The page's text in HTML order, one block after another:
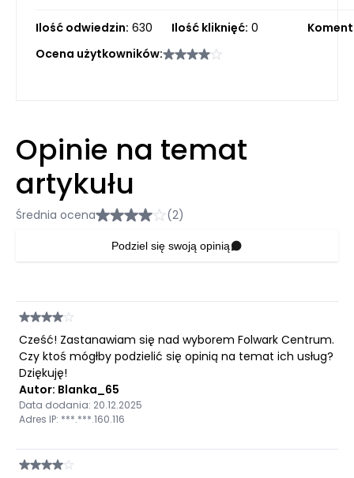
Ilość odwiedzin: 630 Ilość kliknięć: 0
Ocena użytkowników:
Opinie na temat
artykułu
Średnia ocena (2)
Podziel się swoją opinią
Cześć! Zastanawiam się nad wyborem Folwark Centrum.
Czy ktoś mógłby podzielić się opinią na temat ich usług?
Dziękuję!
Autor: Blanka_65
Data dodania: 20.12.2025
Adres IP: ***.***.160.116